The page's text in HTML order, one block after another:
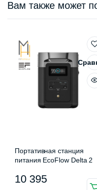
Вам также может
Портативная станция
питания EcoFlow Delta 2
10 395